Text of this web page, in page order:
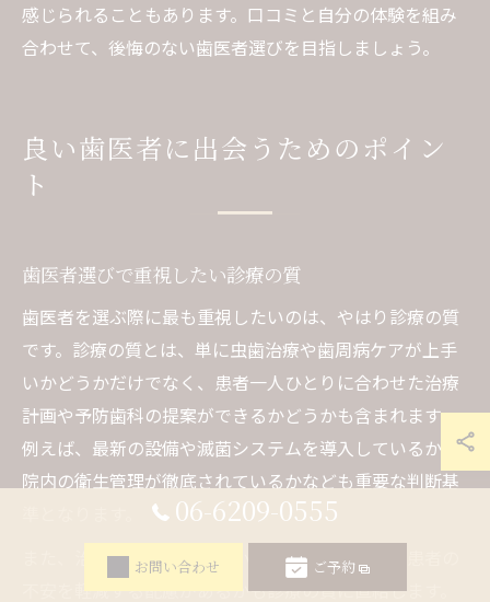
感じられることもあります。口コミと自分の体験を組み
合わせて、後悔のない歯医者選びを目指しましょう。
良い歯医者に出会うためのポイン
ト
歯医者選びで重視したい診療の質
歯医者を選ぶ際に最も重視したいのは、やはり診療の質
です。診療の質とは、単に虫歯治療や歯周病ケアが上手
いかどうかだけでなく、患者一人ひとりに合わせた治療
計画や予防歯科の提案ができるかどうかも含まれます。
例えば、最新の設備や滅菌システムを導入しているか、
院内の衛生管理が徹底されているかなども重要な判断基
また、治療の際に痛みを最小限に抑える技術や、患者の
不安を軽減する配慮があるかも診療の質に直結します。
06-6209-0555
お問い合わせ ご予約